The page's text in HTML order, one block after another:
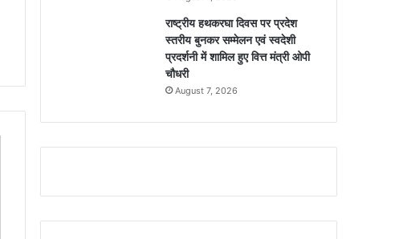
राष्ट्रीय हथकरघा दिवस पर प्रदेश
स्तरीय बुनकर सम्मेलन एवं स्वदेशी
प्रदर्शनी में शामिल हुए वित्त मंत्री ओपी
चौधरी
August 7, 2026